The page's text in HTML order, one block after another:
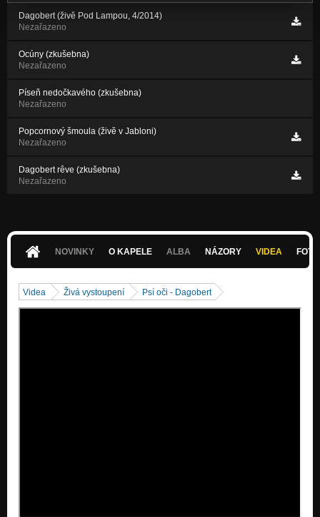
Dagobert (živě Pod Lampou, 4/2014)
Nezařazeno
Ocúny (zkušebna)
Nezařazeno
Píseň nedočkavého (zkušebna)
Nezařazeno
Popcornový šmoula (živě v Jabloni)
Nezařazeno
Dagobert rêve (zkušebna)
Nezařazeno
NOVINKY O KAPELE ALBA NÁZORY VIDEA
Videa Živá vystoupení Psí oči - Dagobert